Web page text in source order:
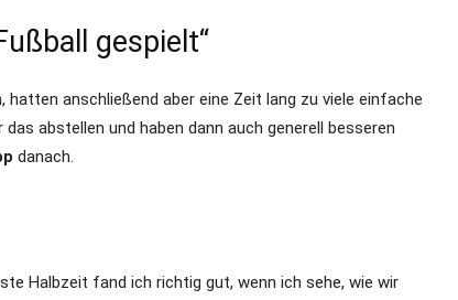
gespielt“
hatten anschließend aber eine Zeit lang zu viele einfache
abstellen und haben dann auch generell besseren
danach.
Halbzeit fand ich richtig gut, wenn ich sehe, wie wir